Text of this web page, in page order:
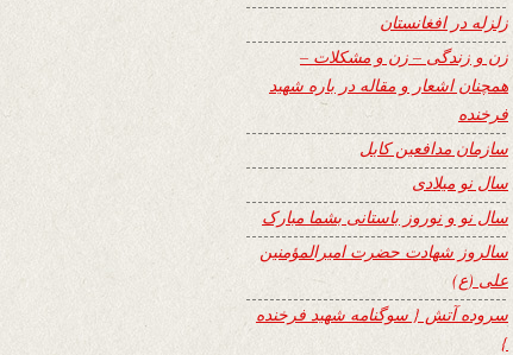
زلزله در افغانستان
زن و زندگی – زن و مشکلات –
همچنان اشعار و مقاله در باره شهید
فرخنده
سازمان مدافعین کابل
سال نو میلادی
سال نو و نوروز باستانی بشما مبارک
سالروز شهادت حضرت امیرالمؤمنین
علی (ع)
سروده آتش { سوگنامه شهید فرخنده
}